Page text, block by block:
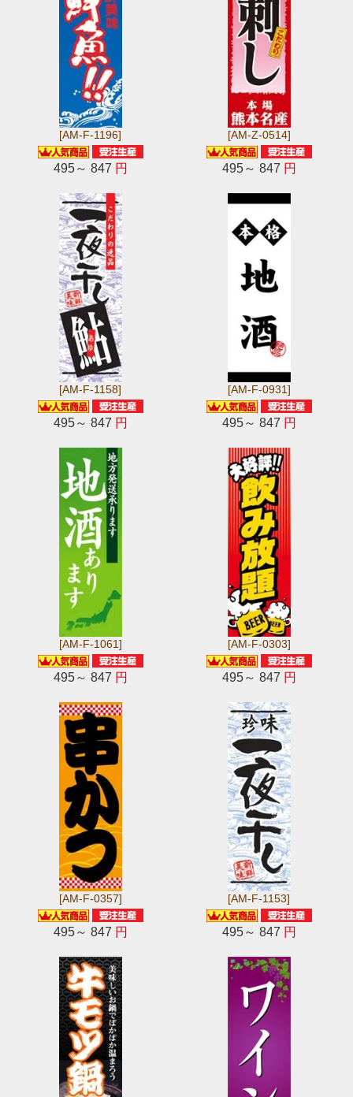
[AM-F-1196]
495～ 847 円
[AM-Z-0514]
495～ 847 円
[AM-F-1158]
495～ 847 円
[AM-F-0931]
495～ 847 円
[AM-F-1061]
495～ 847 円
[AM-F-0303]
495～ 847 円
[AM-F-0357]
495～ 847 円
[AM-F-1153]
495～ 847 円